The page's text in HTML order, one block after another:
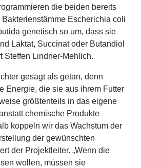
die beiden bereits
Escherichia coli
genetisch so um, dass sie
Laktat, Succinat oder Butandiol
Steffen Lindner-Mehlich.
gesagt als getan, denn
Energie, die sie aus ihrem Futter
größtenteils in das eigene
chemische Produkte
koppeln wir das Wachstum der
der gewünschten
der Projektleiter. „Wenn die
wollen, müssen sie